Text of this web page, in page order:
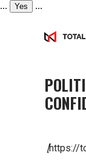
... Yes ...
[https://